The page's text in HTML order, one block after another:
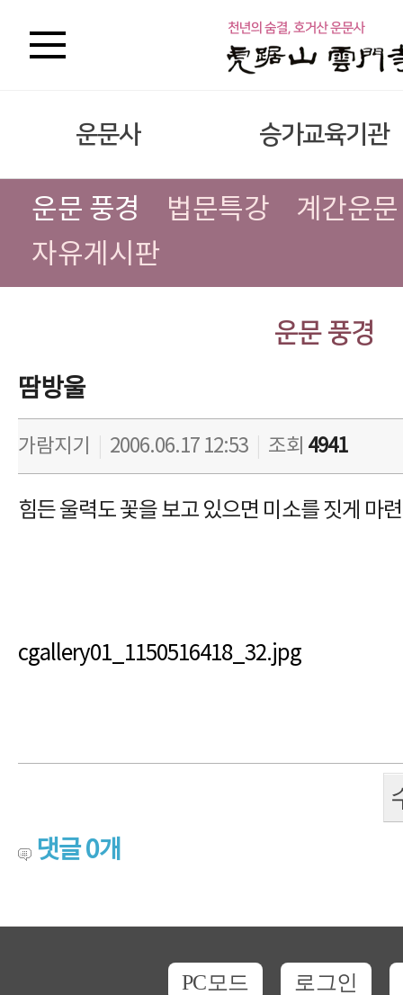
운문사 승가교육기관
운문 풍경 법문특강
계간운문
자유게시판
운문 풍경
땀방울
가람지기 2006.06.17 12:53 조회 4941
힘든 울력도 꽃을 보고 있으면 미소를 짓게 마
cgallery01_1150516418_32.jpg
댓글0개
PC모드 로그인